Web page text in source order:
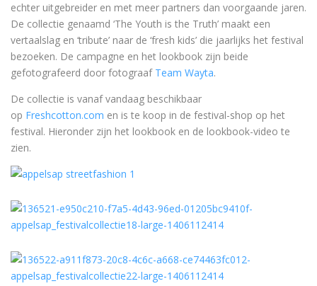
echter uitgebreider en met meer partners dan voorgaande jaren.
De collectie genaamd ‘The Youth is the Truth’ maakt een
vertaalslag en ‘tribute’ naar de ‘fresh kids’ die jaarlijks het festival
bezoeken. De campagne en het lookbook zijn beide
gefotografeerd door fotograaf Team Wayta.
De collectie is vanaf vandaag beschikbaar
op Freshcotton.com en is te koop in de festival-shop op het
festival. Hieronder zijn het lookbook en de lookbook-video te
zien.